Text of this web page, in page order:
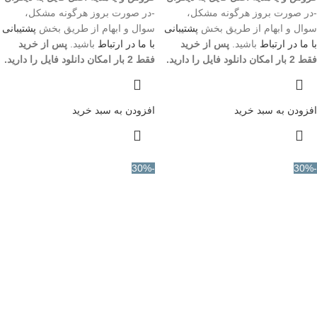
-در صورت بروز هرگونه مشکل،
سوال و ابهام از طریق بخش پشتیبانی
با ما در ارتباط باشید. پس از خرید
فقط 2 بار امکان دانلود فایل را دارید.
افزودن به سبد خرید
-در صورت بروز هرگونه مشکل،
سوال و ابهام از طریق بخش پشتیبانی
با ما در ارتباط باشید. پس از خرید
فقط 2 بار امکان دانلود فایل را دارید.
افزودن به سبد خرید
-30%
-30%